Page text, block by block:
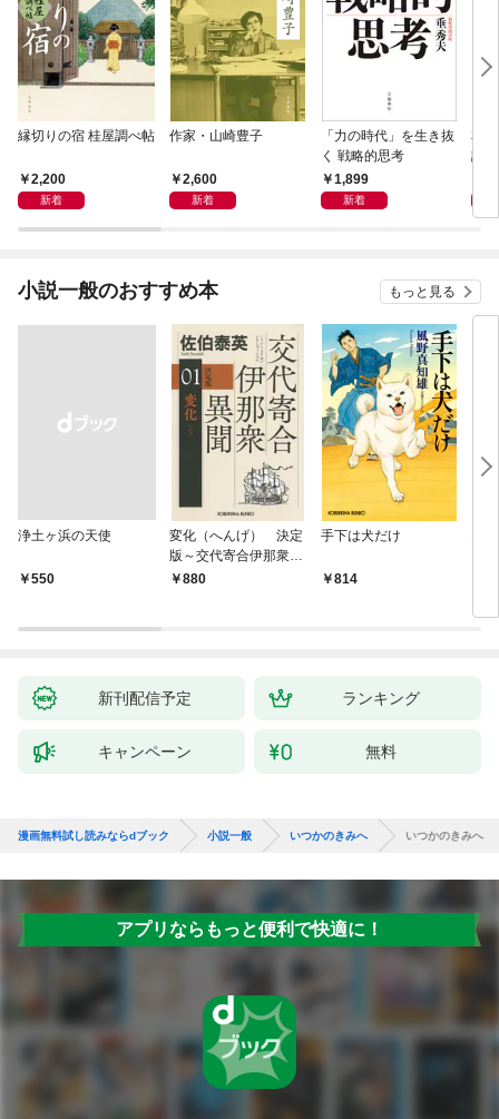
縁切りの宿 桂屋調べ帖
2,200
新着
作家・山崎豊子
2,600
新着
「力の時代」を生き抜
く 戦略的思考
1,899
新着
本
話）
小説一般のおすすめ本 もっと見る
浄土ヶ浜の天使
￥550
変化（へんげ） 決定
版～交代寄合伊那衆異
聞（1）～
880
手下は犬だけ
814
新刊配信予定 ランキング
キャンペーン 無料
漫画無料試し読みならdブック 小説一般 いつかのきみへ いつかのきみへ
アプリならもっと便利で快適に！